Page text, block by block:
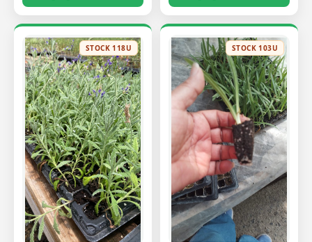
STOCK 118U STOCK 103U